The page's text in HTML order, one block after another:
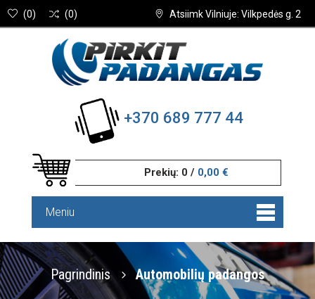
Atsiimk Vilniuje: Vilkpedės g. 2
(0) (0)
+370 689 777 44
Prekių: 0 / 0,00 €
Meniu
Pagrindinis Automobilių padangos